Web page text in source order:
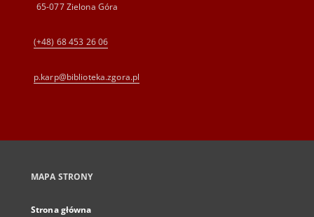
65-077 Zielona Góra
(+48) 68 453 26 06
p.karp@biblioteka.zgora.pl
MAPA STRONY
Strona główna